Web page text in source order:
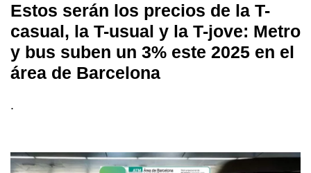
Estos serán los precios de la T-
casual, la T-usual y la T-jove: Metro
y bus suben un 3% este 2025 en el
área de Barcelona
.